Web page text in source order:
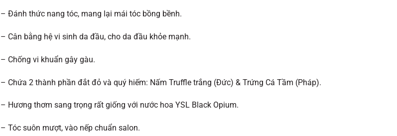
– Đánh thức nang tóc, mang lại mái tóc bồng bềnh.
– Cân bằng hệ vi sinh da đầu, cho da đầu khỏe mạnh.
– Chống vi khuẩn gây gàu.
– Chứa 2 thành phần đắt đỏ và quý hiếm: Nấm Truffle trắng (Đức) & Trứng Cá Tầm (Pháp).
– Hương thơm sang trọng rất giống với nước hoa YSL Black Opium.
– Tóc suôn mượt, vào nếp chuẩn salon.